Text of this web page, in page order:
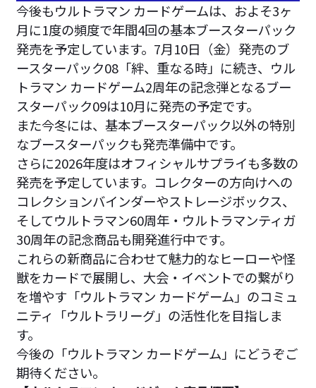
今後もウルトラマン カードゲームは、およそ3ヶ
月に1度の頻度で年間4回の基本ブースターパック
発売を予定しています。7月10日（金）発売のブ
ースターパック08「絆、重なる時」に続き、ウル
トラマン カードゲーム2周年の記念弾となるブー
スターパック09は10月に発売の予定です。
また今冬には、基本ブースターパック以外の特別
なブースターパックも発売準備中です。
さらに2026年度はオフィシャルサプライも多数の
発売を予定しています。コレクターの方向けへの
コレクションバインダーやストレージボックス、
そしてウルトラマン60周年・ウルトラマンティガ
30周年の記念商品も開発進行中です。
これらの新商品に合わせて魅力的なヒーローや怪
獣をカードで展開し、大会・イベントでの繋がり
を増やす「ウルトラマン カードゲーム」のコミュ
ニティ「ウルトラリーグ」の活性化を目指しま
す。
今後の「ウルトラマン カードゲーム」にどうぞご
期待ください。